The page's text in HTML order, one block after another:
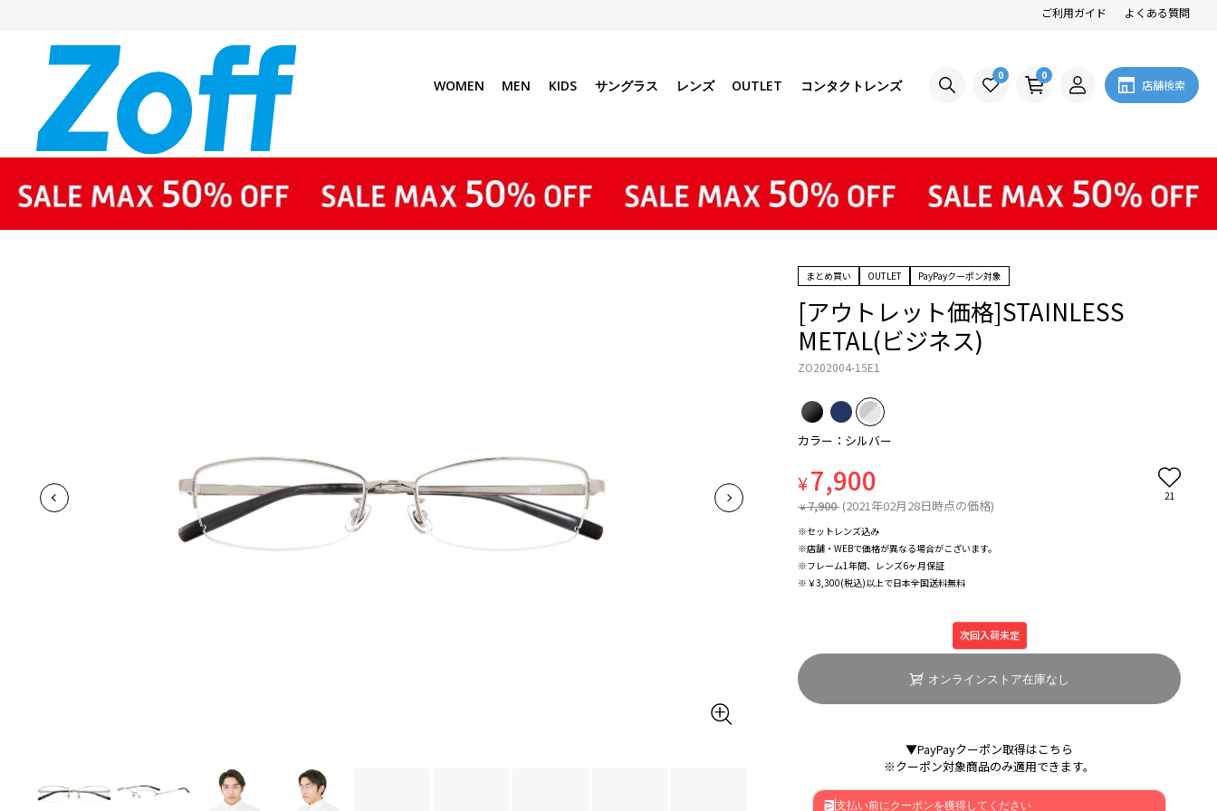
ご利用ガイド よくある質問
WOMEN MEN KIDS サングラス レンズ OUTLET コンタクトレンズ
0 0
店舗検索
まとめ買い OUTLET PayPayクーポン対象
[アウトレット価格]STAINLESS
METAL(ビジネス)
ZO202004-15E1
カラー：シルバー
¥7,900
¥ 7,900 (2021年02月28日時点の価格)
21
※セットレンズ込み
※店舗・WEBで価格が異なる場合がこざいます。
※フレーム1年間、レンズ6ヶ月保証
※￥3,300(税込)以上で日本全国送料無料
次回入荷未定
オンラインストア在庫なし
▼PayPayクーポン取得はこちら
※クーポン対象商品のみ適用できます。